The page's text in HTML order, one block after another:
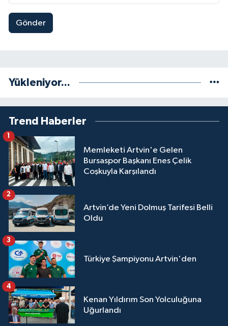
Gönder
Yükleniyor...
Trend Haberler
Memleketi Artvin'e Gelen
Bursaspor Başkanı Enes Çelik
Coşkuyla Karşılandı
Artvin’de Yeni Dolmuş Tarifesi Belli
Oldu
2
Türkiye Şampiyonu Artvin'den
3
Kenan Yıldırım Son Yolculuğuna
Uğurlandı
4